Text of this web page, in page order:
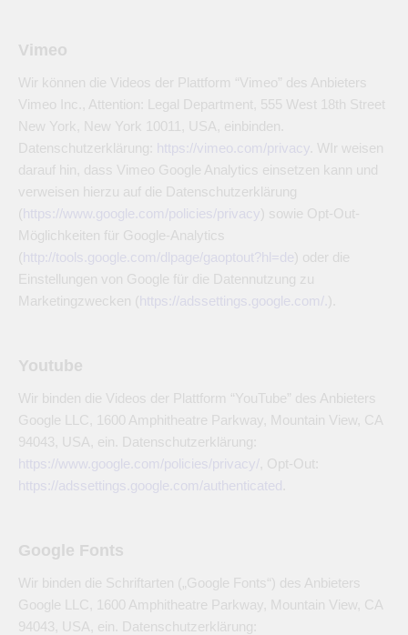
Vimeo
Wir können die Videos der Plattform “Vimeo” des Anbieters
Vimeo Inc., Attention: Legal Department, 555 West 18th Street
New York, New York 10011, USA, einbinden.
Datenschutzerklärung: https://vimeo.com/privacy . WIr weisen
darauf hin, dass Vimeo Google Analytics einsetzen kann und
verweisen hierzu auf die Datenschutzerklärung
(https://www.google.com/policies/privacy) sowie Opt-Out-
Möglichkeiten für Google-Analytics
(http://tools.google.com/dlpage/gaoptout?hl=de) oder die
Einstellungen von Google für die Datennutzung zu
Marketingzwecken (https://adssettings.google.com/. ).
Youtube
Wir binden die Videos der Plattform “YouTube” des Anbieters
Google LLC, 1600 Amphitheatre Parkway, Mountain View, CA
94043, USA, ein. Datenschutzerklärung:
https://www.google.com/policies/privacy/ , Opt-Out:
https://adssettings.google.com/authenticated
Google Fonts
Wir binden die Schriftarten („Google Fonts“) des Anbieters
Google LLC, 1600 Amphitheatre Parkway, Mountain View, CA
94043, USA, ein. Datenschutzerklärung: